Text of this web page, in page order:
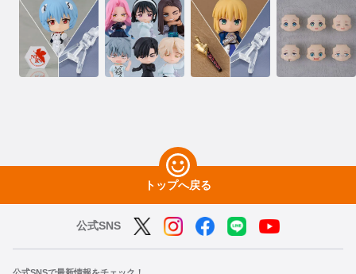
トップへ戻る
公式SNS